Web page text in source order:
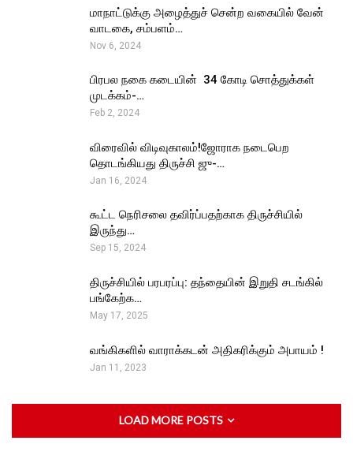
மாநாட்டுக்கு அழைத்துச் சென்ற வகையில் வேன்
வாடகை, சம்பளம்…
Nov 6, 2024
பிரபல நகை கடையின் ₹ 34 கோடி சொத்துக்கள்
முடக்கம்-…
Feb 2, 2024
விரைவில் விடிவுகாலம்!ஜோராக நடைபெற
தொடங்கியது திருச்சி ஜு-…
Jan 16, 2024
கூட்ட நெரிசலை தவிர்ப்பதற்காக திருச்சியில்
இருந்து…
Sep 15, 2024
திருச்சியில் பரபரப்பு: தந்தையின் இறுதி சடங்கில்
பங்கேற்க…
May 17, 2025
வங்கிகளில் வாராக்கடன் அதிகரிக்கும் அபாயம் !
Jan 11, 2023
LOAD MORE POSTS